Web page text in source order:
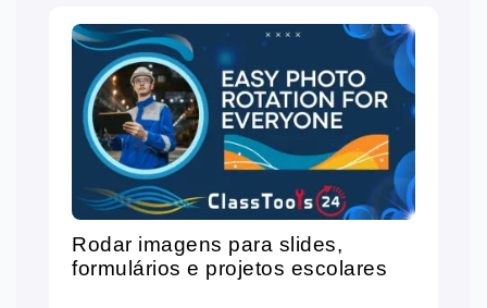
Rodar imagens para slides,
formulários e projetos escolares